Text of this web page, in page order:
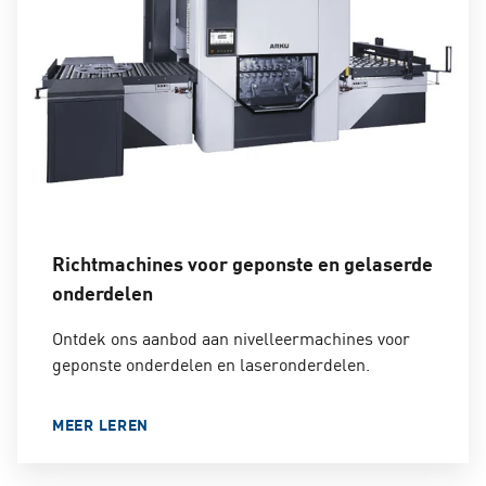
robot niet voor elk nieuw onderdeel te
programmeren - een belangrijk argument gezien
de verscheidenheid aan onderdelen bij laser- of
vlamsnijbewerkingen.
Richtmachines voor geponste en gelaserde
onderdelen
Ontdek ons aanbod aan nivelleermachines voor
geponste onderdelen en laseronderdelen.
MEER LEREN